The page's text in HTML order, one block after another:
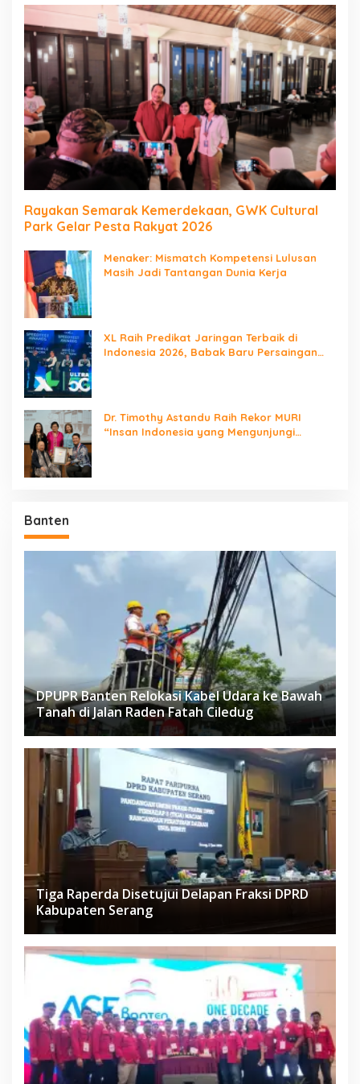
Rayakan Semarak Kemerdekaan, GWK Cultural
Park Gelar Pesta Rakyat 2026
Menaker: Mismatch Kompetensi Lulusan
Masih Jadi Tantangan Dunia Kerja
XL Raih Predikat Jaringan Terbaik di
Indonesia 2026, Babak Baru Persaingan
Dr. Timothy Astandu Raih Rekor MURI
“Insan Indonesia yang Mengunjungi
Banten
DPUPR Banten Relokasi Kabel Udara ke Bawah
Tanah di Jalan Raden Fatah Ciledug
Tiga Raperda Disetujui Delapan Fraksi DPRD
Kabupaten Serang